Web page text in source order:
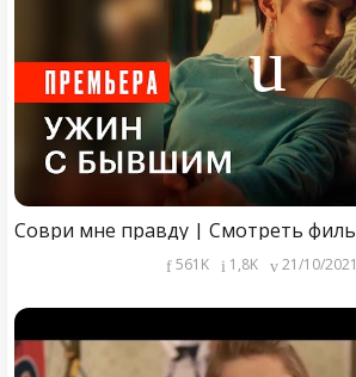
561K 1,8K 21/10/2021